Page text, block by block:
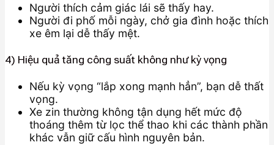
Người thích cảm giác lái sẽ thấy hay.
Người đi phố mỗi ngày, chở gia đình hoặc thích
xe êm lại dễ thấy mệt.
4) Hiệu quả tăng công suất không như kỳ vọng
Nếu kỳ vọng “lắp xong mạnh hẳn”, bạn dễ thất
vọng.
Xe zin thường không tận dụng hết mức độ
thoáng thêm từ lọc thể thao khi các thành phần
khác vẫn giữ cấu hình nguyên bản.